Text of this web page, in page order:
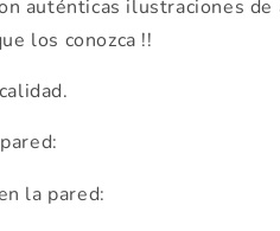
auténticas ilustraciones de
los conozca !!
la pared: